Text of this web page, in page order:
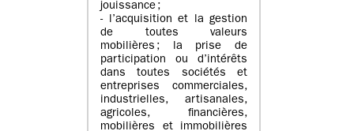
jouissance ;
- l’acquisition et la gestion
de toutes valeurs
mobilières ; la prise de
participation ou d’intérêts
dans toutes sociétés et
entreprises commerciales,
industrielles, artisanales,
agricoles, financières,
mobilières et immobilières